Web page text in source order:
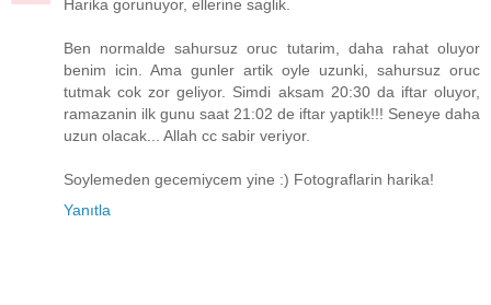
Harika gorunuyor, ellerine saglik.
Ben normalde sahursuz oruc tutarim, daha rahat oluyor
benim icin. Ama gunler artik oyle uzunki, sahursuz oruc
tutmak cok zor geliyor. Simdi aksam 20:30 da iftar oluyor,
ramazanin ilk gunu saat 21:02 de iftar yaptik!!! Seneye daha
uzun olacak... Allah cc sabir veriyor.
Soylemeden gecemiycem yine :) Fotograflarin harika!
Yanıtla